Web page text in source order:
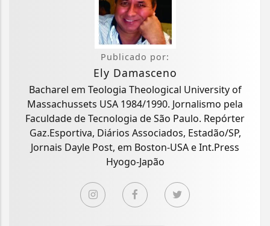
Publicado por:
Ely Damasceno
Bacharel em Teologia Theological University of
Massachussets USA 1984/1990. Jornalismo pela
Faculdade de Tecnologia de São Paulo. Repórter
Gaz.Esportiva, Diários Associados, Estadão/SP,
Jornais Dayle Post, em Boston-USA e Int.Press
Hyogo-Japão